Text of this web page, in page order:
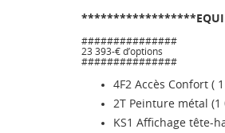
###############
23 393-€ d’options
###############
4F2 Accès Confort (
2T Peinture métal (1
KS1 Affichage tête-